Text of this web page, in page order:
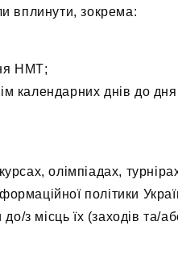
вплинути, зокрема:
НМТ;
календарних днів до
олімпіадах,
політики
з місць їх (заходів та/